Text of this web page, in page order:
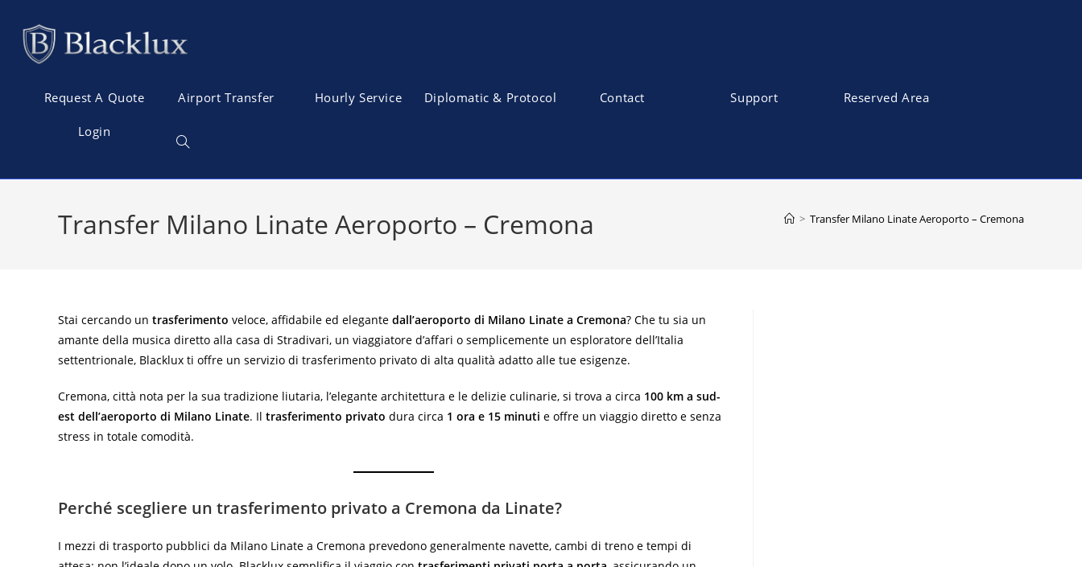
Request A Quote Airport Transfer Hourly Service Diplomatic & Protocol Contact Support Reserved Area
Login
Transfer Milano Linate Aeroporto – Cremona > Transfer Milano Linate Aeroporto – Cremona
Stai cercando un trasferimento veloce, affidabile ed elegante dall’aeroporto di Milano Linate a Cremona? Che tu sia un
amante della musica diretto alla casa di Stradivari, un viaggiatore d’affari o semplicemente un esploratore dell’Italia
settentrionale, Blacklux ti offre un servizio di trasferimento privato di alta qualità adatto alle tue esigenze.
Cremona, città nota per la sua tradizione liutaria, l’elegante architettura e le delizie culinarie, si trova a circa 100 km a sud-
est dell’aeroporto di Milano Linate. Il trasferimento privato dura circa 1 ora e 15 minuti e offre un viaggio diretto e senza
stress in totale comodità.
Perché scegliere un trasferimento privato a Cremona da Linate?
I mezzi di trasporto pubblici da Milano Linate a Cremona prevedono generalmente navette, cambi di treno e tempi di